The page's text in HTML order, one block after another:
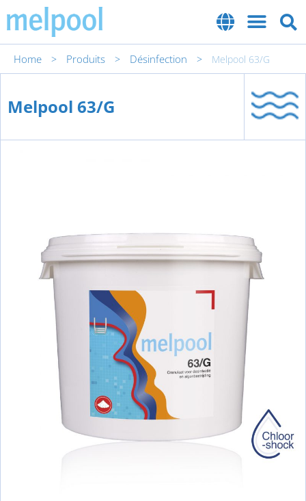
Home > Produits > Désinfection > Melpool 63/G
Melpool 63/G